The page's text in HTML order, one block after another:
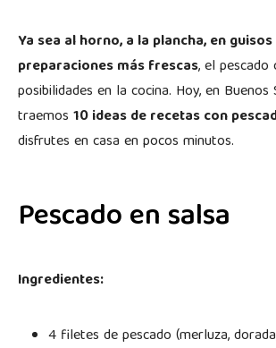
Ya sea al horno, a la plancha, en
preparaciones más frescas, el
posibilidades en la cocina. Hoy, en Buenos
traemos 10 ideas de recetas con
disfrutes en casa en pocos minutos.
Pescado en salsa
Ingredientes:
4 filetes de pescado (merluza,